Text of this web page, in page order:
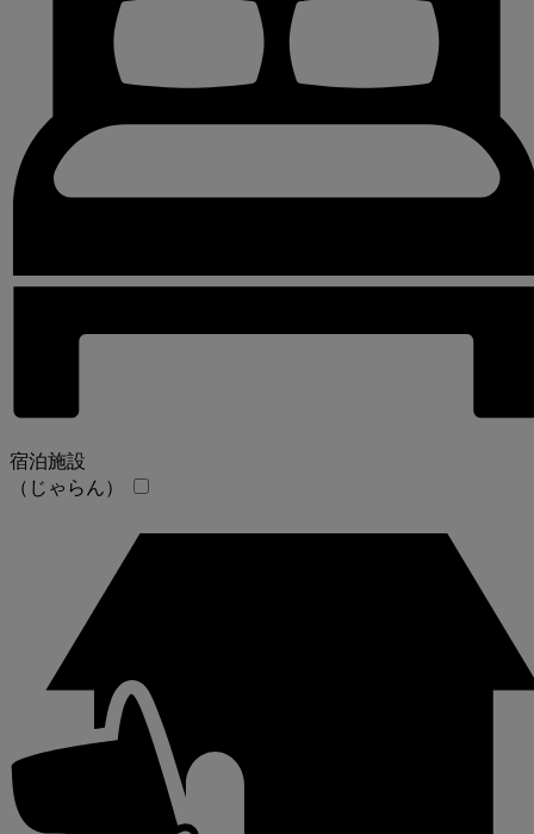
宿泊施設
（じゃらん）